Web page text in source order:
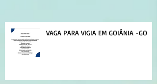
VAGA PARA VIGIA EM GOIÂNIA -GO